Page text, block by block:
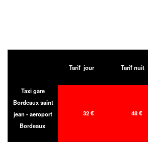
Tarif jour Tarif nuit
Taxi gare
Bordeaux saint
jean - aeroport
Bordeaux
32 € 48 €